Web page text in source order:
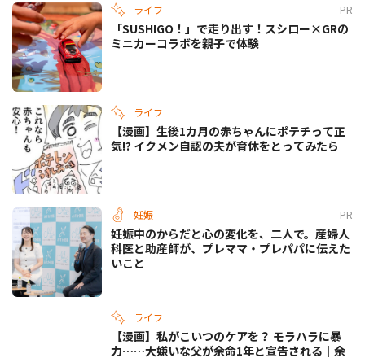
ライフ PR
「SUSHIGO！」で走り出す！スシロー×GRの
ミニカーコラボを親子で体験
ライフ
【漫画】生後1カ月の赤ちゃんにポテチって正
気!? イクメン自認の夫が育休をとってみたら
妊娠 PR
妊娠中のからだと心の変化を、二人で。産婦人
科医と助産師が、プレママ・プレパパに伝えた
いこと
ライフ
【漫画】私がこいつのケアを？ モラハラに暴
力……大嫌いな父が余命1年と宣告される｜余